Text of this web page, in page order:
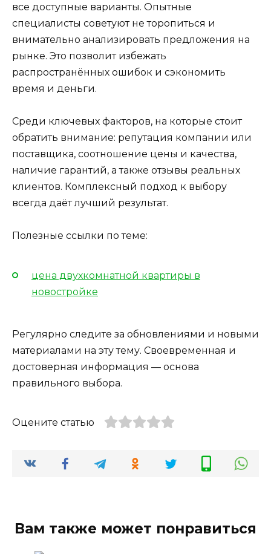
все доступные варианты. Опытные
специалисты советуют не торопиться и
внимательно анализировать предложения на
рынке. Это позволит избежать
распространённых ошибок и сэкономить
время и деньги.
Среди ключевых факторов, на которые стоит
обратить внимание: репутация компании или
поставщика, соотношение цены и качества,
наличие гарантий, а также отзывы реальных
клиентов. Комплексный подход к выбору
всегда даёт лучший результат.
Полезные ссылки по теме:
цена двухкомнатной квартиры в
новостройке
Регулярно следите за обновлениями и новыми
материалами на эту тему. Своевременная и
достоверная информация — основа
правильного выбора.
Оцените статью
Вам также может понравиться